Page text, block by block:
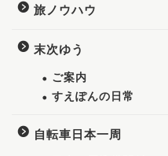
旅ノウハウ
末次ゆう
ご案内
すえぽんの日常
自転車日本一周